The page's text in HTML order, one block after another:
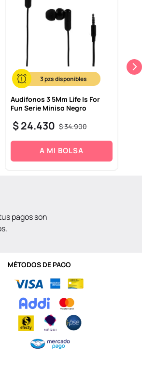
3
Audifonos 3 5Mm Life Is For
Fun Serie Miniso Negro
$34.900
$24.430
A MI BOLSA
pagos son
MÉTODOS DE PAGO